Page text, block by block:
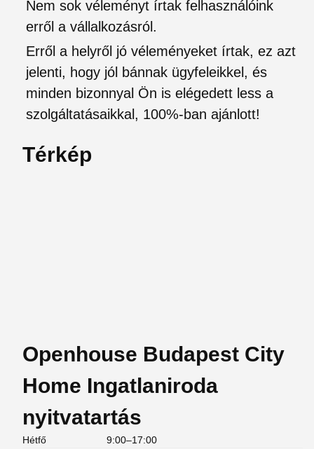
Nem sok véleményt írtak felhasználóink
erről a vállalkozásról.
Erről a helyről jó véleményeket írtak, ez azt
jelenti, hogy jól bánnak ügyfeleikkel, és
minden bizonnyal Ön is elégedett less a
szolgáltatásaikkal, 100%-ban ajánlott!
Térkép
Openhouse Budapest City
Home Ingatlaniroda
nyitvatartás
Hétfő
9:00–17:00